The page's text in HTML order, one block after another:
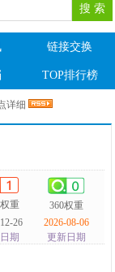
链接交换
TOP排行榜
详细
重
360权重
26
期
2026-08-06
更新日期